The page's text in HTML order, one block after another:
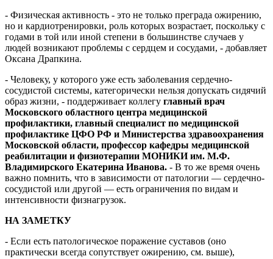
- Физическая активность - это не только преграда ожирению,
но и кардиотренировки, роль которых возрастает, поскольку с
годами в той или иной степени в большинстве случаев у
людей возникают проблемы с сердцем и сосудами, - добавляет
Оксана Драпкина.
- Человеку, у которого уже есть заболевания сердечно-
сосудистой системы, категорически нельзя допускать сидячий
образ жизни, - поддерживает коллегу главный врач
Московского областного центра медицинской
профилактики, главный специалист по медицинской
профилактике ЦФО РФ и Министерства здравоохранения
Московской области, профессор кафедры медицинской
реабилитации и физиотерапии МОНИКИ им. М.Ф.
Владимирского Екатерина Иванова. - В то же время очень
важно помнить, что в зависимости от патологии — сердечно-
сосудистой или другой — есть ограничения по видам и
интенсивности физнагрузок.
НА ЗАМЕТКУ
- Если есть патологическое поражение суставов (оно
практически всегда сопутствует ожирению, см. выше),